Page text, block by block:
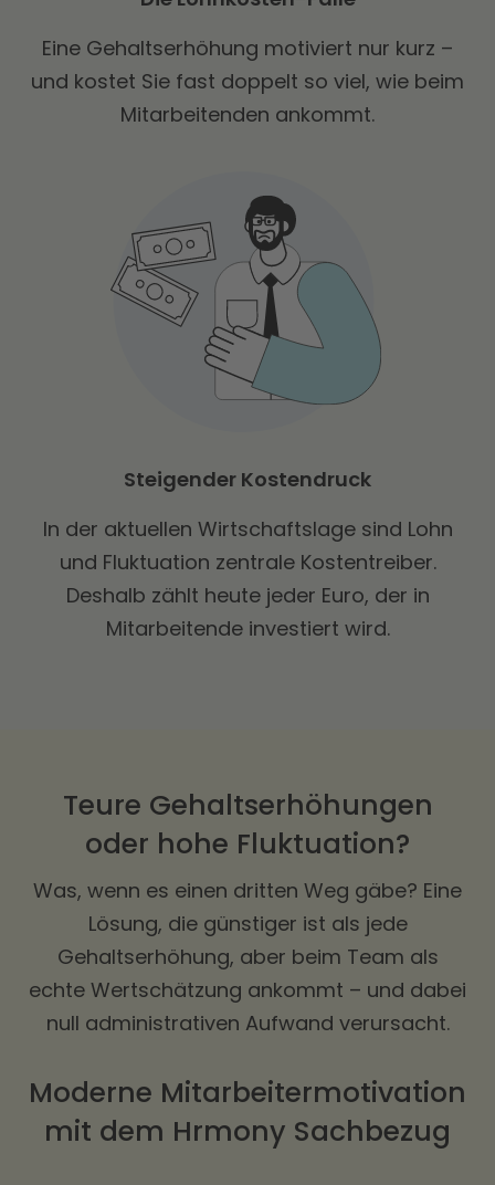
Eine Gehaltserhöhung motiviert nur kurz –
und kostet Sie fast doppelt so viel, wie beim
Mitarbeitenden ankommt.
Steigender Kostendruck
In der aktuellen Wirtschaftslage sind Lohn
und Fluktuation zentrale Kostentreiber.
Deshalb zählt heute jeder Euro, der in
Mitarbeitende investiert wird.
Teure Gehaltserhöhungen
oder hohe Fluktuation?
Was, wenn es einen dritten Weg gäbe? Eine
Lösung, die günstiger ist als jede
Gehaltserhöhung, aber beim Team als
echte Wertschätzung ankommt – und dabei
null administrativen Aufwand verursacht.
Moderne Mitarbeitermotivation
mit dem Hrmony Sachbezug